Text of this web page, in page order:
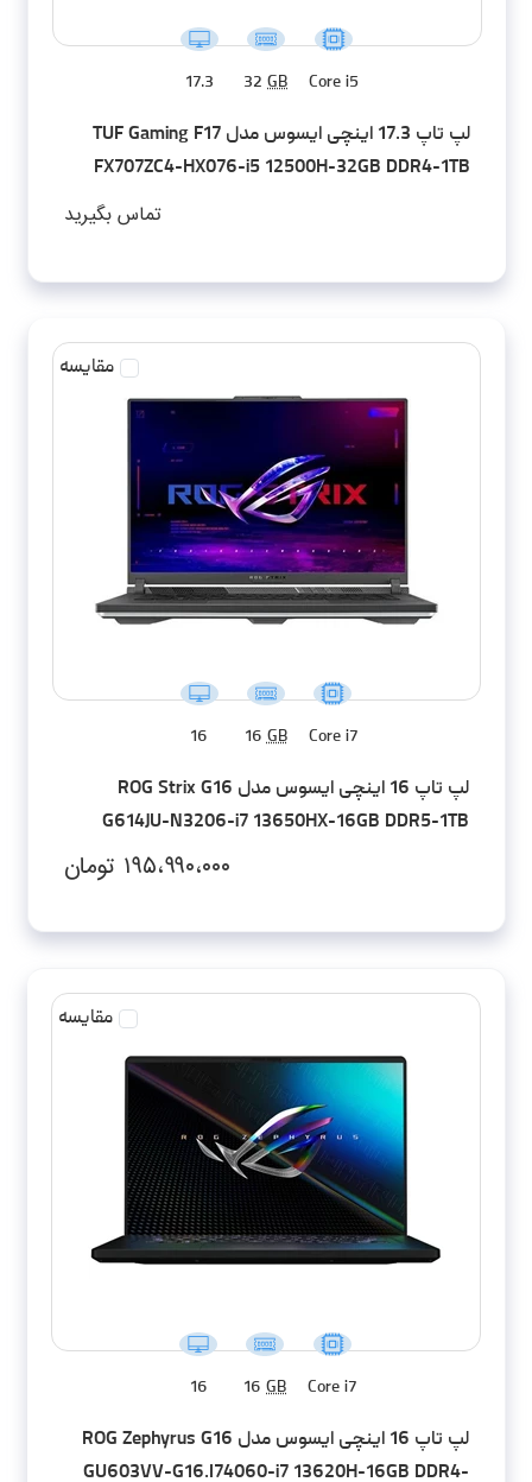
Core i5
32 GB
17.3
لپ تاپ 17.3 اینچی ایسوس مدل TUF Gaming F17
FX707ZC4-HX076-i5 12500H-32GB DDR4-1TB
تماس بگیرید
مقایسه
Core i7
16GB
16
لپ تاپ 16 اینچی ایسوس مدل ROG Strix G16
G614JU-N3206-i7 13650HX-16GB DDR5-1TB
۱۹۵،۹۹۰،۰۰۰ تومان
مقایسه
Core i7
16 GB
16
لپ تاپ 16 اینچی ایسوس مدل ROG Zephyrus G16
GU603VV-G16.I74060-i7 13620H-16GB DDR4-